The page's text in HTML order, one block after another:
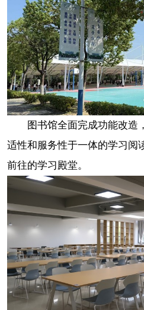
图书馆全面完成功能改造
适性和服务性于一体的学习阅
前往的学习殿堂。